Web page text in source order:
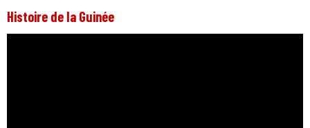
Histoire de la Guinée